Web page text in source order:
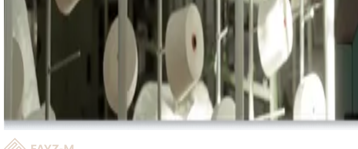
Да, конечно, мы можем производить продукцию под вашим брендом.
Сколько времени занимает производство после оплаты? +
Стандартное производство занимает 2–2,5 месяца после оплаты. Ускоренные сроки могут быть
Кто будет нашим контактным лицом в процессе заказа? +
Сначала готовится и согласовывается образец. Затем назначается персональный менеджер по
Вы можете создать для нас индивидуальный дизайн?
Абсолютно. При необходимости мы разработаем дизайн специально для вас. Также доступны